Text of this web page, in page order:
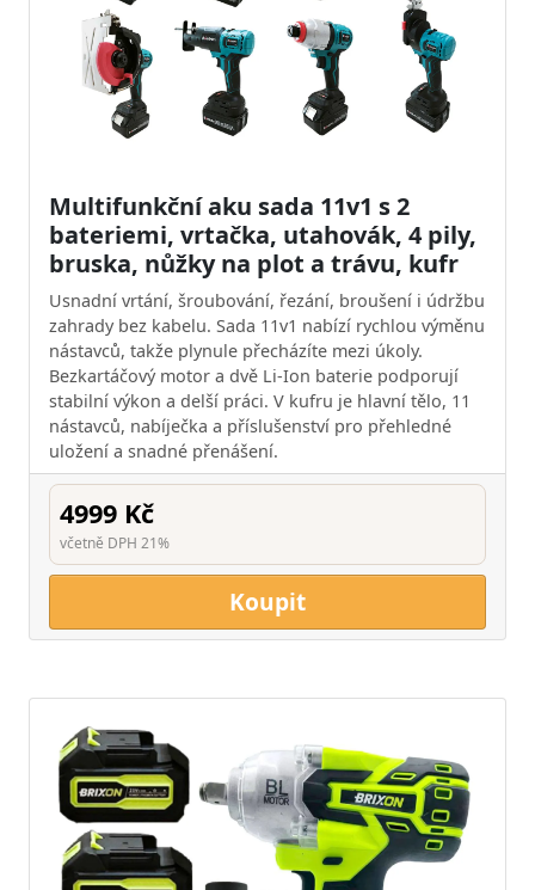
Multifunkční aku sada 11v1 s 2
bateriemi, vrtačka, utahovák, 4 pily,
bruska, nůžky na plot a trávu, kufr
Usnadní vrtání, šroubování, řezání, broušení i údržbu
zahrady bez kabelu. Sada 11v1 nabízí rychlou výměnu
nástavců, takže plynule přecházíte mezi úkoly.
Bezkartáčový motor a dvě Li‑Ion baterie podporují
stabilní výkon a delší práci. V kufru je hlavní tělo, 11
nástavců, nabíječka a příslušenství pro přehledné
uložení a snadné přenášení.
4999 Kč
včetně DPH 21%
Koupit